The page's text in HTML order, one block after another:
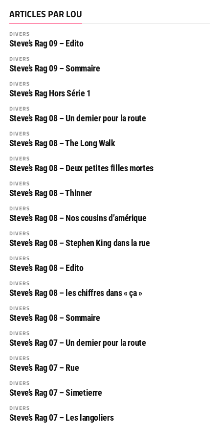
ARTICLES PAR LOU
DIVERS
Steve’s Rag 09 – Edito
DIVERS
Steve’s Rag 09 – Sommaire
DIVERS
Steve’s Rag Hors Série 1
DIVERS
Steve’s Rag 08 – Un dernier pour la route
DIVERS
Steve’s Rag 08 – The Long Walk
DIVERS
Steve’s Rag 08 – Deux petites filles mortes
DIVERS
Steve’s Rag 08 – Thinner
DIVERS
Steve’s Rag 08 – Nos cousins d’amérique
DIVERS
Steve’s Rag 08 – Stephen King dans la rue
DIVERS
Steve’s Rag 08 – Edito
DIVERS
Steve’s Rag 08 – les chiffres dans « ça »
DIVERS
Steve’s Rag 08 – Sommaire
DIVERS
Steve’s Rag 07 – Un dernier pour la route
DIVERS
Steve’s Rag 07 – Rue
DIVERS
Steve’s Rag 07 – Simetierre
DIVERS
Steve’s Rag 07 – Les langoliers